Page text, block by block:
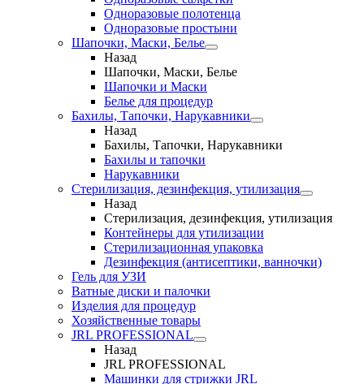
Одноразовые полотенца
Одноразовые простыни
Шапочки, Маски, Белье
Назад
Шапочки, Маски, Белье
Шапочки и Маски
Белье для процедур
Бахилы, Тапочки, Нарукавники
Назад
Бахилы, Тапочки, Нарукавники
Бахилы и тапочки
Нарукавники
Стерилизация, дезинфекция, утилизация
Назад
Стерилизация, дезинфекция, утилизация
Контейнеры для утилизации
Стерилизационная упаковка
Дезинфекция (антисептики, ванночки)
Гель для УЗИ
Ватные диски и палочки
Изделия для процедур
Хозяйственные товары
JRL PROFESSIONAL
Назад
JRL PROFESSIONAL
Машинки для стрижки JRL